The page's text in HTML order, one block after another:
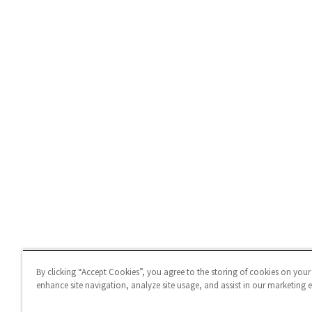
By clicking “Accept Cookies”, you agree to the storing of cookies on
enhance site navigation, analyze site usage, and assist in our marketing